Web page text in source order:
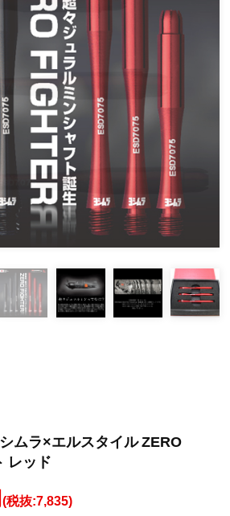
ムラ×エルスタイル ZERO
レッド
(税抜:7,835)